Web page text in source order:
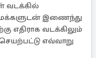
வடக்கில்
இணைந்து
எதிராக வடக்கிலும்
எவ்வாறு